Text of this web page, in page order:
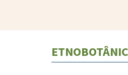
pressione
Enter